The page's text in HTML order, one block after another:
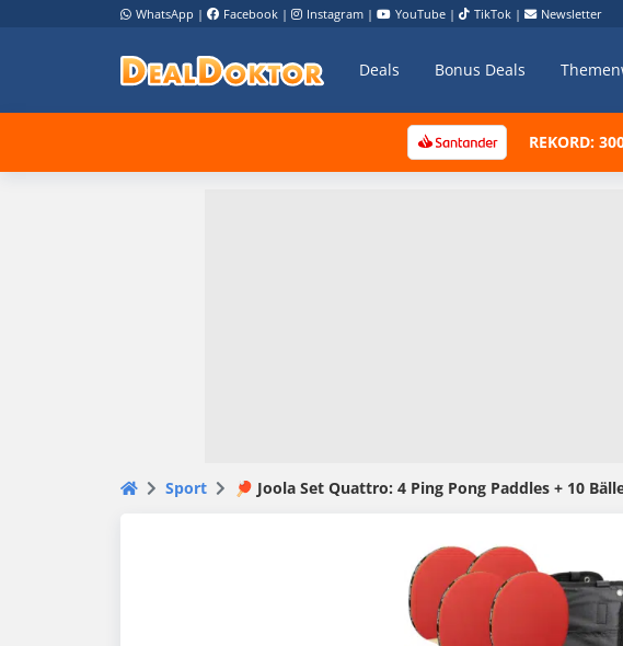
WhatsApp | Facebook | Instagram | YouTube | TikTok | Newsletter
Deals Bonus Deals
REKORD:
Sport 🏓 Joola Set Quattro: 4 Ping Pong Paddles + 10